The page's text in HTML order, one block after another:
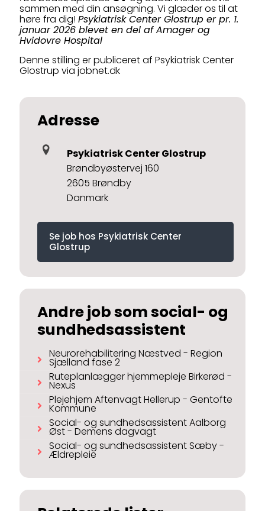
sammen med din ansøgning. Vi glæder os til at
høre fra dig! Psykiatrisk Center Glostrup er pr. 1.
januar 2026 blevet en del af Amager og
Hvidovre Hospital
Denne stilling er publiceret af Psykiatrisk Center
Glostrup via jobnet.dk
Adresse
Psykiatrisk Center Glostrup
Brøndbyøstervej 160
2605 Brøndby
Danmark
Se job hos Psykiatrisk Center
Glostrup
Andre job som social- og
sundhedsassistent
Neurorehabilitering Næstved - Region
Sjælland fase 2
Ruteplanlægger hjemmepleje Birkerød -
Nexus
Plejehjem Aftenvagt Hellerup - Gentofte
Kommune
Social- og sundhedsassistent Aalborg
Øst - Demens dagvagt
Social- og sundhedsassistent Sæby -
Ældrepleie